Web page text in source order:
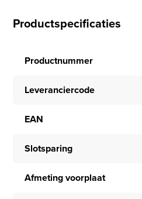
Productspecificaties
Productnummer
Leveranciercode
EAN
Slotsparing
Afmeting voorplaat